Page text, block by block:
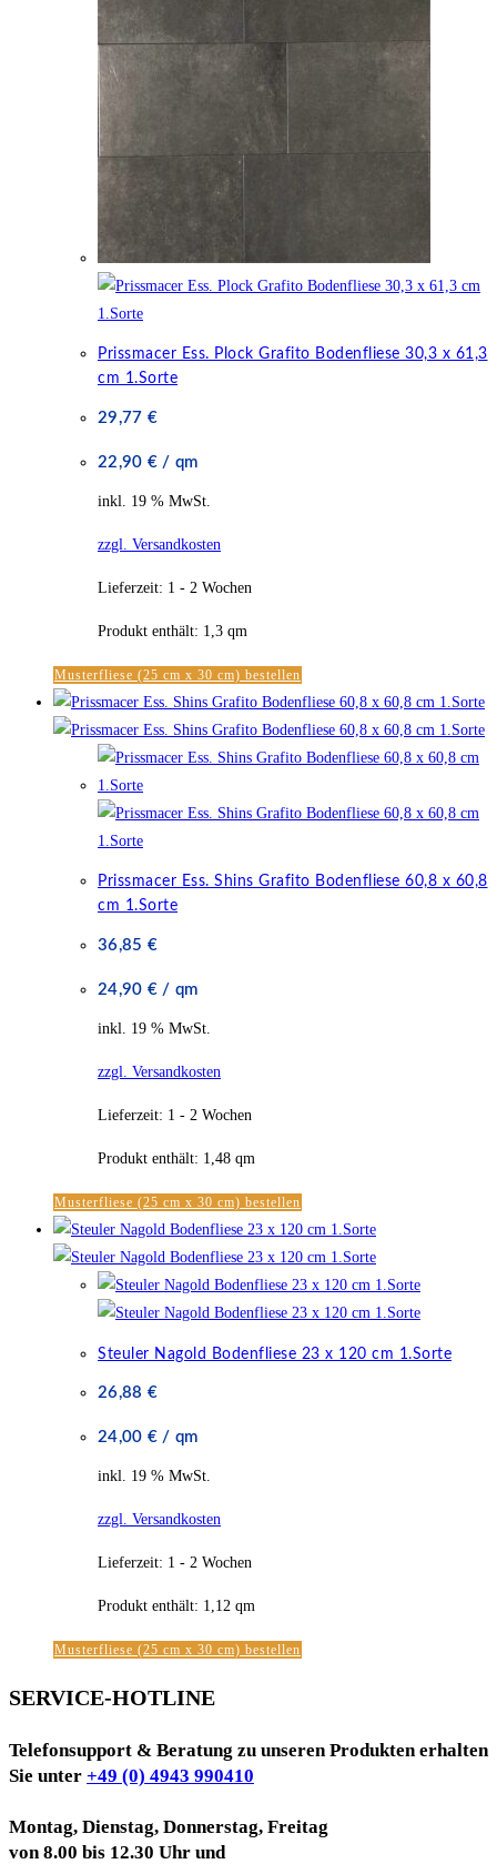
Prissmacer Ess. Plock Grafito Bodenfliese 30,3 x 61,3
cm 1.Sorte
29,77 €
22,90 € /qm
inkl. 19 % MwSt.
zzgl. Versandkosten
Lieferzeit: 1 - 2 Wochen
Produkt enthält: 1,3 qm
Musterfliese (25 cm x 30 cm) bestellen
Prissmacer Ess. Shins Grafito Bodenfliese 60,8 x 60,8
cm 1.Sorte
36,85 €
24,90 € /qm
inkl. 19 % MwSt.
zzgl. Versandkosten
Lieferzeit: 1 - 2 Wochen
Produkt enthält: 1,48 qm
Musterfliese (25 cm x 30 cm) bestellen
Steuler Nagold Bodenfliese 23 x 120 cm 1.Sorte
26,88 €
24,00 € /qm
inkl. 19 % MwSt.
zzgl. Versandkosten
Lieferzeit: 1 - 2 Wochen
Produkt enthält: 1,12 qm
Musterfliese (25 cm x 30 cm) bestellen
SERVICE-HOTLINE
Telefonsupport & Beratung zu unseren Produkten erhalten
Sie unter +49 (0) 4943 990410
Montag, Dienstag, Donnerstag, Freitag
von 8.00 bis 12.30 Uhr und